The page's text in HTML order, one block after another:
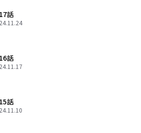
話
話
話